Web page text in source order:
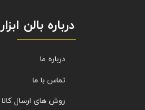
درباره بالن ابزار
درباره ما
تماس با ما
روش های ارسال کالا